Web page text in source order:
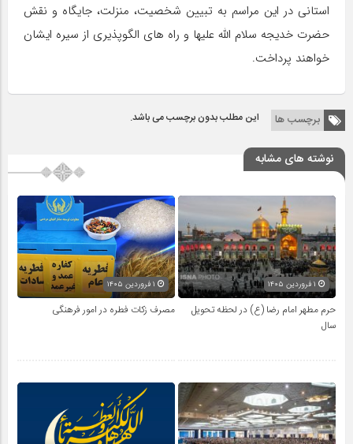
استانی در این مراسم به تبیین شخصیت، منزلت، جایگاه و نقش
حضرت خدیجه سلام الله علیها و راه های الگوپذیری از سیره ایشان
خواهند پرداخت.
برچسب ها این مطلب بدون برچسب می باشد.
نوشته های مشابه
حرم مطهر امام رضا (ع) در لحظه تحویل
سال
مصرف زکات فطره در امور فرهنگی